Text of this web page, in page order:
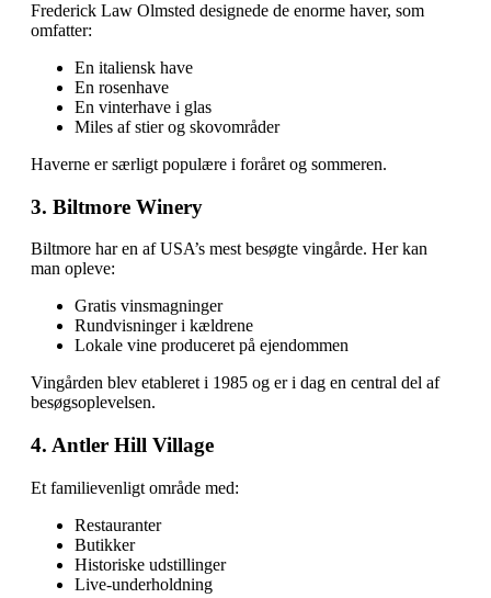
Frederick Law Olmsted designede de enorme haver, som
omfatter:
En italiensk have
En rosenhave
En vinterhave i glas
Miles af stier og skovområder
Haverne er særligt populære i foråret og sommeren.
3. Biltmore Winery
Biltmore har en af USA’s mest besøgte vingårde. Her kan
man opleve:
Gratis vinsmagninger
Rundvisninger i kældrene
Lokale vine produceret på ejendommen
Vingården blev etableret i 1985 og er i dag en central del af
besøgsoplevelsen.
4. Antler Hill Village
Et familievenligt område med:
Restauranter
Butikker
Historiske udstillinger
Live‑underholdning